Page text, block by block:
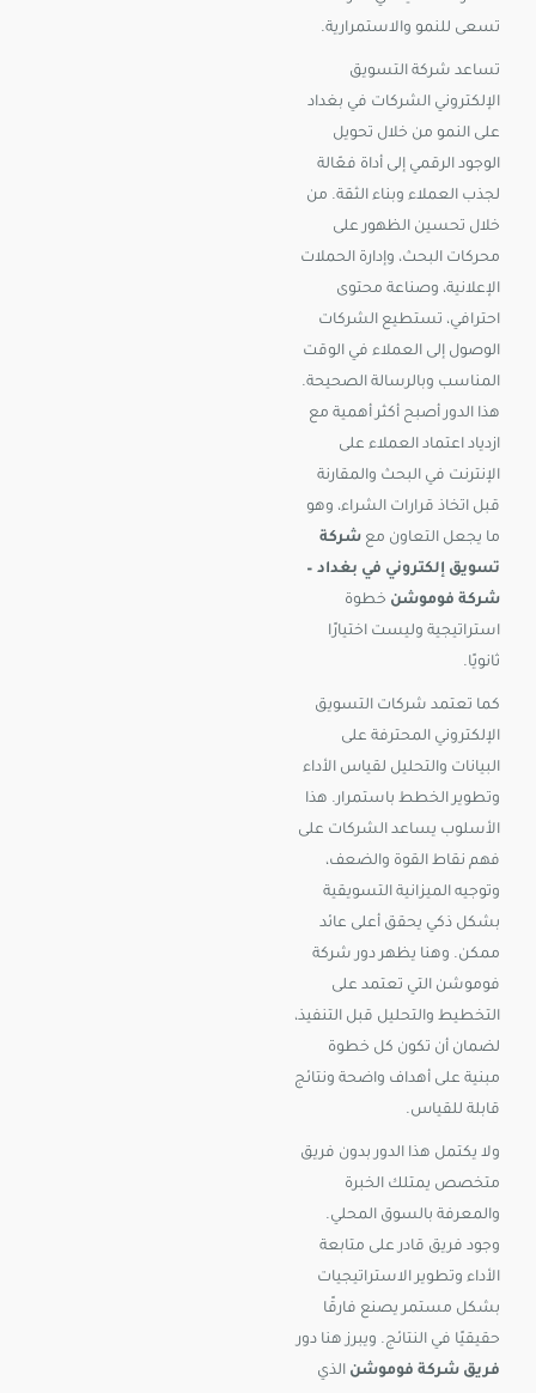
تسعى للنمو والاستمرارية.
تساعد شركة التسويق
الإلكتروني الشركات في بغداد
على النمو من خلال تحويل
الوجود الرقمي إلى أداة فعّالة
لجذب العملاء وبناء الثقة. من
خلال تحسين الظهور على
محركات البحث، وإدارة الحملات
الإعلانية، وصناعة محتوى
احترافي، تستطيع الشركات
الوصول إلى العملاء في الوقت
المناسب وبالرسالة الصحيحة.
هذا الدور أصبح أكثر أهمية مع
ازدياد اعتماد العملاء على
الإنترنت في البحث والمقارنة
قبل اتخاذ قرارات الشراء، وهو
ما يجعل التعاون مع شركة
تسويق إلكتروني في بغداد –
شركة فوموشن خطوة
استراتيجية وليست اختيارًا
ثانويًا.
كما تعتمد شركات التسويق
الإلكتروني المحترفة على
البيانات والتحليل لقياس الأداء
وتطوير الخطط باستمرار. هذا
الأسلوب يساعد الشركات على
فهم نقاط القوة والضعف،
وتوجيه الميزانية التسويقية
بشكل ذكي يحقق أعلى عائد
ممكن. وهنا يظهر دور شركة
فوموشن التي تعتمد على
التخطيط والتحليل قبل التنفيذ،
لضمان أن تكون كل خطوة
مبنية على أهداف واضحة ونتائج
قابلة للقياس.
ولا يكتمل هذا الدور بدون فريق
متخصص يمتلك الخبرة
والمعرفة بالسوق المحلي.
وجود فريق قادر على متابعة
الأداء وتطوير الاستراتيجيات
بشكل مستمر يصنع فارقًا
حقيقيًا في النتائج. ويبرز هنا دور
فريق شركة فوموشن الذي